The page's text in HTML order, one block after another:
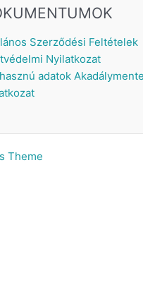
Szerződési Feltételek
Nyilatkozat
adatok
Theme